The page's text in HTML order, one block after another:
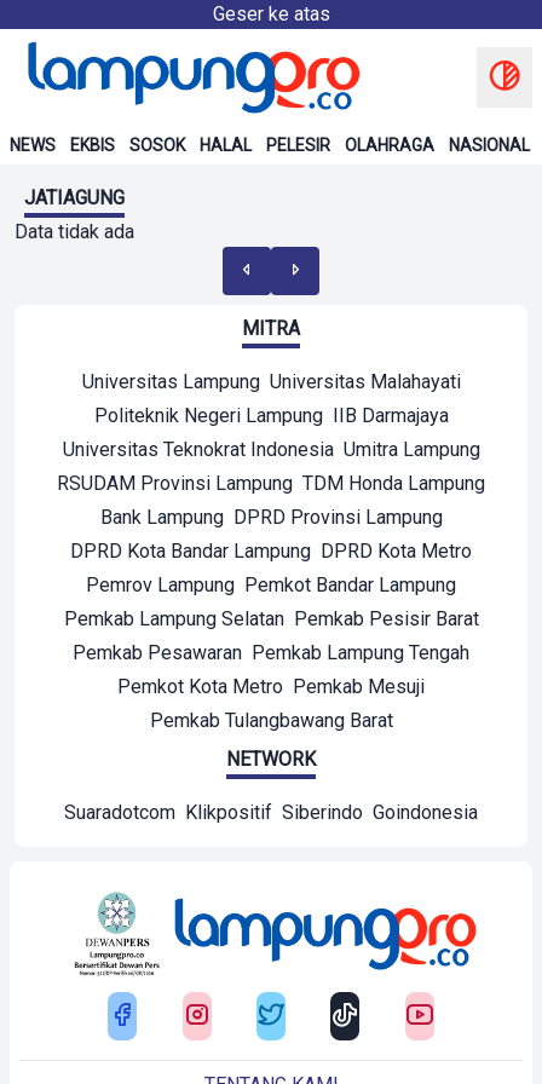
Geser ke atas
NEWS EKBIS SOSOK HALAL PELESIR OLAHRAGA NASIONAL
JATIAGUNG
Data tidak ada
MITRA
Universitas Lampung Universitas Malahayati
Politeknik Negeri Lampung IIB Darmajaya
Universitas Teknokrat Indonesia Umitra Lampung
RSUDAM Provinsi Lampung TDM Honda Lampung
Bank Lampung DPRD Provinsi Lampung
DPRD Kota Bandar Lampung DPRD Kota Metro
Pemrov Lampung Pemkot Bandar Lampung
Pemkab Lampung Selatan Pemkab Pesisir Barat
Pemkab Pesawaran Pemkab Lampung Tengah
Pemkot Kota Metro Pemkab Mesuji
Pemkab Tulangbawang Barat
NETWORK
Suaradotcom Klikpositif Siberindo Goindonesia